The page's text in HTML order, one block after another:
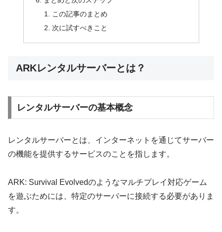
この記事のまとめ
次に試すべきこと
ARKレンタルサーバーとは？
レンタルサーバーの基本概念
レンタルサーバーとは、インターネットを通じてサーバー
の機能を提供するサービスのことを指します。
ARK: Survival Evolvedのようなマルチプレイ対応ゲーム
を遊ぶためには、特定のサーバーに接続する必要がありま
す。